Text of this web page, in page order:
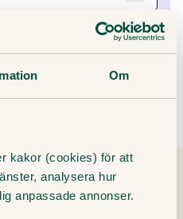
Om
kakor (cookies) för att
analysera hur
anpassade annonser.
du våra villkor och
post som innehåller marknadsföring